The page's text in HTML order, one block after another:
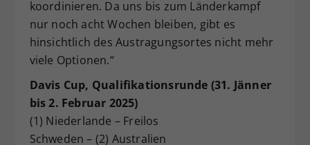
koordinieren. Da uns bis zum Länderkampf
nur noch acht Wochen bleiben, gibt es
hinsichtlich des Austragungsortes nicht mehr
viele Optionen.“
Davis Cup, Qualifikationsrunde (31. Jänner
bis 2. Februar 2025)
(1) Niederlande – Freilos
Schweden – (2) Australien